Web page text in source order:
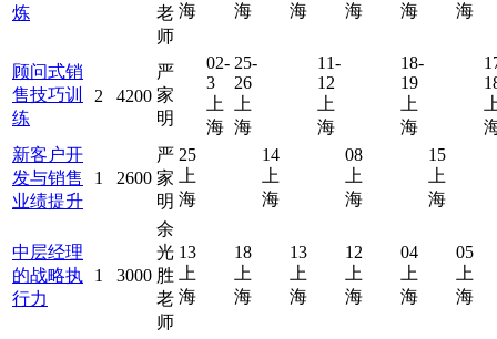
炼
老
师
海
海
海
海
海
海
顾问式销
售技巧训
练
2 4200
严
家
明
02-
3
上
海
25-
26
上
海
11-
12
上
海
18-
19
上
海
新客户开
发与销售
业绩提升
1 2600
严
家
明
25
上
海
14
上
海
08
上
海
15
上
海
中层经理
的战略执
行力
1 3000
余
光
胜
老
师
13
上
海
18
上
海
13
上
海
12
上
海
04
上
海
05
上
海